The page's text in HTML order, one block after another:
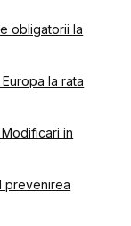
obligatorii la
la rata
in
prevenirea